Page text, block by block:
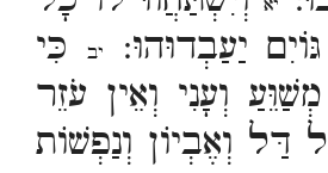
יַעַבְדוּהוּ:
יב
כִּי
וְעָנִי וְאֵין עֹזֵר
וְאֶבְיוֹן וְנַפְשׁוֹת